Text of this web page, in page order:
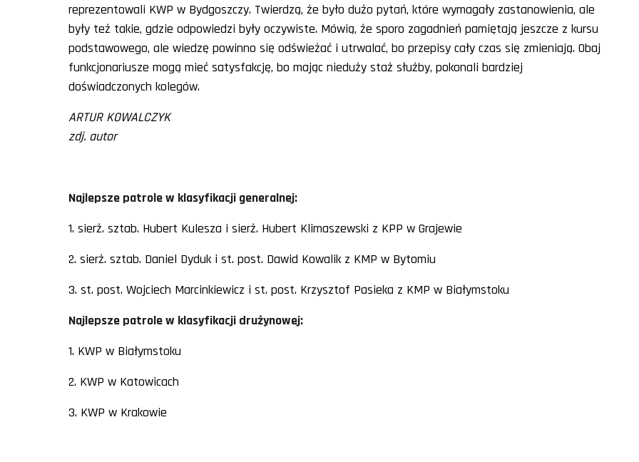
reprezentowali KWP w Bydgoszczy. Twierdzą, że było dużo pytań, które wymagały zastanowienia, ale
były też takie, gdzie odpowiedzi były oczywiste. Mówią, że sporo zagadnień pamiętają jeszcze z kursu
podstawowego, ale wiedzę powinno się odświeżać i utrwalać, bo przepisy cały czas się zmieniają. Obaj
funkcjonariusze mogą mieć satysfakcję, bo mając nieduży staż służby, pokonali bardziej
doświadczonych kolegów.
ARTUR KOWALCZYK
zdj. autor
Najlepsze patrole w klasyfikacji generalnej:
1. sierż. sztab. Hubert Kulesza i sierż. Hubert Klimaszewski z KPP w Grajewie
2. sierż. sztab. Daniel Dyduk i st. post. Dawid Kowalik z KMP w Bytomiu
3. st. post. Wojciech Marcinkiewicz i st. post. Krzysztof Pasieka z KMP w Białymstoku
Najlepsze patrole w klasyfikacji drużynowej:
1. KWP w Białymstoku
2. KWP w Katowicach
3. KWP w Krakowie